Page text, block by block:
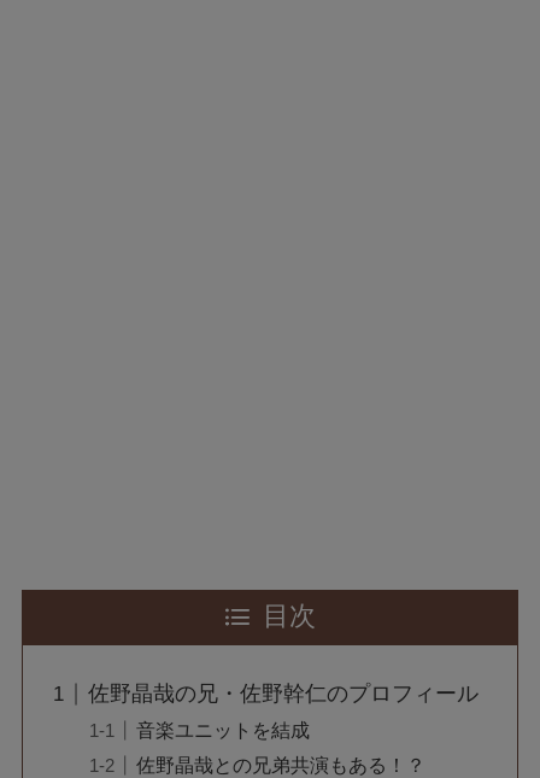
目次
佐野晶哉の兄・佐野幹仁のプロフィール
音楽ユニットを結成
佐野晶哉との兄弟共演もある！？